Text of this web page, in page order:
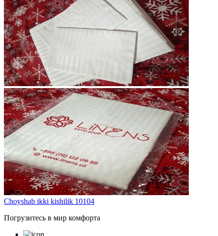
Choyshab ikki kishilik 10104
Погрузитесь в мир комфорта